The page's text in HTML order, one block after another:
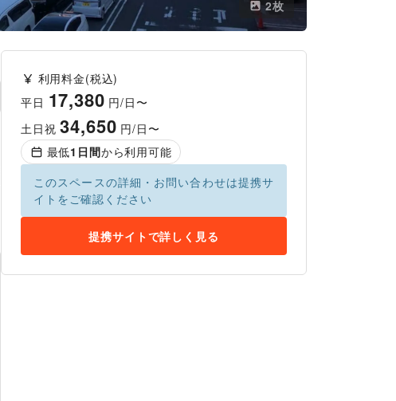
2枚
利用料金(税込)
平日 17,380 円/日〜
土日祝34,650 円/日〜
最低1 日間から利用可能
このスペースの詳細・お問い合わせは提携サ
イトをご確認ください
提携サイトで詳しく見る